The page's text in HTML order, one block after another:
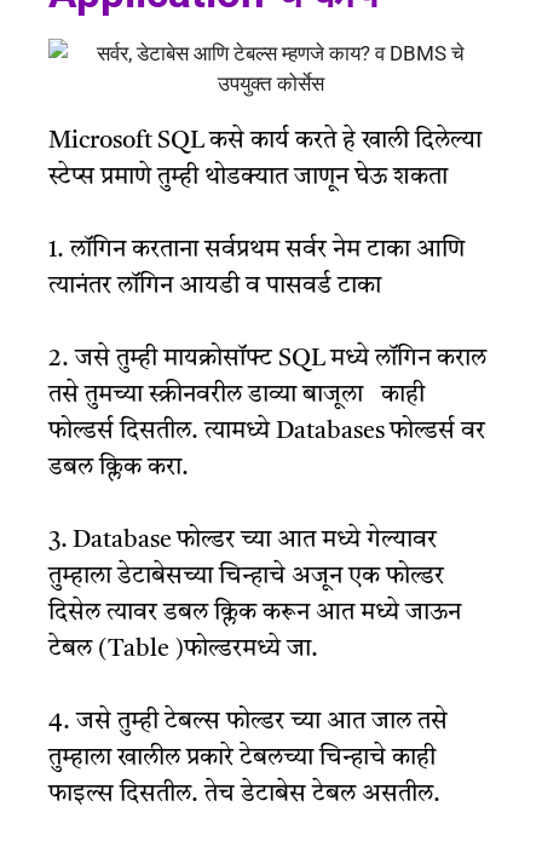
Microsoft SQL कसे कार्य करते हे खाली दिलेल्या
स्टेप्स प्रमाणे तुम्ही थोडक्यात जाणून घेऊ शकता
1. लॉगिन करताना सर्वप्रथम सर्वर नेम टाका आणि
त्यानंतर लॉगिन आयडी व पासवर्ड टाका
2. जसे तुम्ही मायक्रोसॉफ्ट SQL मध्ये लॉगिन कराल
तसे तुमच्या स्क्रीनवरील डाव्या बाजूला काही
फोल्डर्स दिसतील. त्यामध्ये Databases फोल्डर्स वर
डबल क्लिक करा.
3. Database फोल्डर च्या आत मध्ये गेल्यावर
तुम्हाला डेटाबेसच्या चिन्हाचे अजून एक फोल्डर
दिसेल त्यावर डबल क्लिक करून आत मध्ये जाऊन
टेबल (Table )फोल्डरमध्ये जा.
4. जसे तुम्ही टेबल्स फोल्डर च्या आत जाल तसे
तुम्हाला खालील प्रकारे टेबलच्या चिन्हाचे काही
फाइल्स दिसतील. तेच डेटाबेस टेबल असतील.